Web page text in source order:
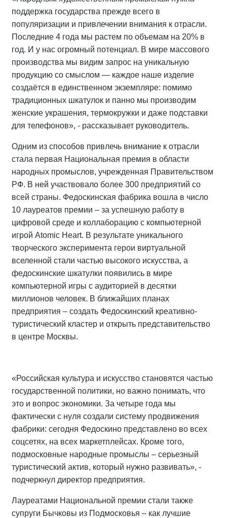
поддержка государства прежде всего в
популяризации и привлечении внимания к отрасли.
Последние 4 года мы растем по объемам на 20% в
год. И у нас огромный потенциал. В мире массового
производства мы видим запрос на уникальную
продукцию со смыслом — каждое наше изделие
создаётся в единственном экземпляре: помимо
традиционных шкатулок и панно мы производим
женские украшения, термокружки и даже подставки
для телефонов», - рассказывает руководитель.
Одним из способов привлечь внимание к отрасли
стала первая Национальная премия в области
народных промыслов, учрежденная Правительством
РФ. В ней участвовало более 300 предприятий со
всей страны. Федоскинская фабрика вошла в число
10 лауреатов премии – за успешную работу в
цифровой среде и коллаборацию с компьютерной
игрой Atomic Heart. В результате уникального
творческого эксперимента герои виртуальной
вселенной стали частью высокого искусства, а
федоскинские шкатулки появились в мире
компьютерной игры с аудиторией в десятки
миллионов человек. В ближайших планах
предприятия – создать Федоскинский креативно-
туристический кластер и открыть представительство
в центре Москвы.
«Российская культура и искусство становятся частью
государственной политики, но важно понимать, что
это и вопрос экономики. За четыре года мы
фактически с нуля создали систему продвижения
фабрики: сегодня Федоскино представлено во всех
соцсетях, на всех маркетплейсах. Кроме того,
подмосковные народные промыслы – серьезный
туристический актив, который нужно развивать», -
подчеркнул директор предприятия.
Лауреатами Национальной премии стали также
супруги Бычковы из Подмосковья – как лучшие